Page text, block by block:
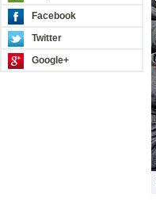
Facebook
Twitter
Google+